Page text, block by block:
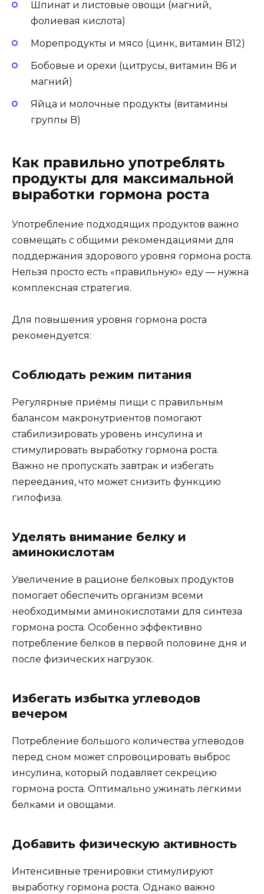
Шпинат и листовые овощи (магний,
фолиевая кислота)
Морепродукты и мясо (цинк, витамин B12)
Бобовые и орехи (цитрусы, витамин B6 и
магний)
Яйца и молочные продукты (витамины
группы B)
Как правильно употреблять
продукты для максимальной
выработки гормона роста
Употребление подходящих продуктов важно
совмещать с общими рекомендациями для
поддержания здорового уровня гормона роста.
Нельзя просто есть «правильную» еду — нужна
комплексная стратегия.
Для повышения уровня гормона роста
рекомендуется:
Соблюдать режим питания
Регулярные приёмы пищи с правильным
балансом макронутриентов помогают
стабилизировать уровень инсулина и
стимулировать выработку гормона роста.
Важно не пропускать завтрак и избегать
переедания, что может снизить функцию
гипофиза.
Уделять внимание белку и
аминокислотам
Увеличение в рационе белковых продуктов
помогает обеспечить организм всеми
необходимыми аминокислотами для синтеза
гормона роста. Особенно эффективно
потребление белков в первой половине дня и
после физических нагрузок.
Избегать избытка углеводов
вечером
Потребление большого количества углеводов
перед сном может спровоцировать выброс
инсулина, который подавляет секрецию
гормона роста. Оптимально ужинать лёгкими
белками и овощами.
Добавить физическую активность
Интенсивные тренировки стимулируют
выработку гормона роста. Однако важно